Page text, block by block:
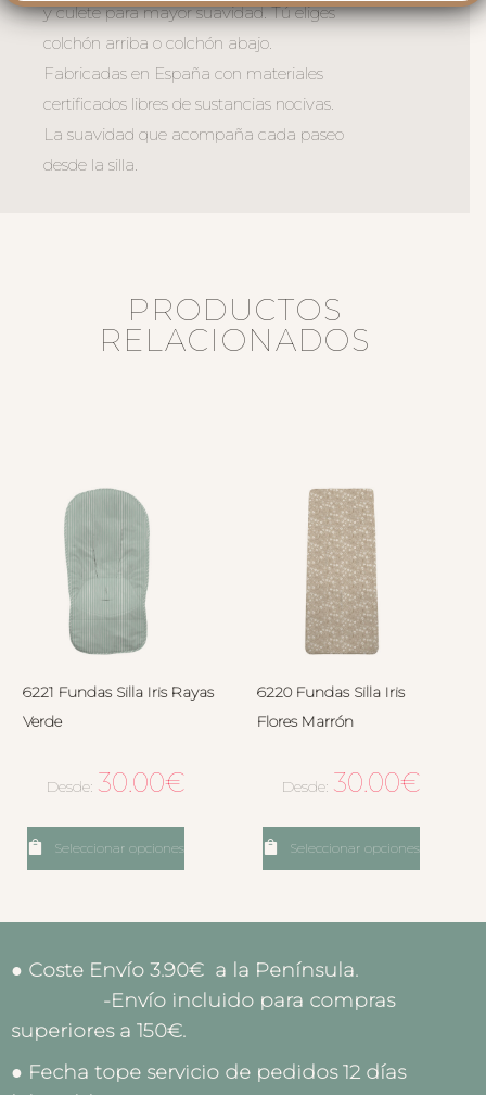
y culete para mayor suavidad. Tú eliges
colchón arriba o colchón abajo.
Fabricadas en España con materiales
certificados libres de sustancias nocivas.
La suavidad que acompaña cada paseo
desde la silla.
PRODUCTOS
RELACIONADOS
6221 Fundas Silla Iris Rayas
Verde
Desde: 30.00€
Seleccionar opciones
6220 Fundas Silla Iris
Flores Marrón
Desde: 30.00€
Seleccionar opciones
● Coste Envío 3.90€ a la Península.
-Envío incluido para compras
superiores a 150€.
● Fecha tope servicio de pedidos 12 días